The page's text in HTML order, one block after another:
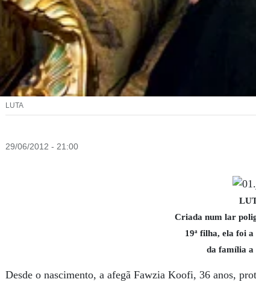
LUTA
29/06/2012 - 21:00
Criada num lar
19ª filha, ela foi
da família a
Desde o nascimento, a afegã Fawzia Koofi, 36 anos,